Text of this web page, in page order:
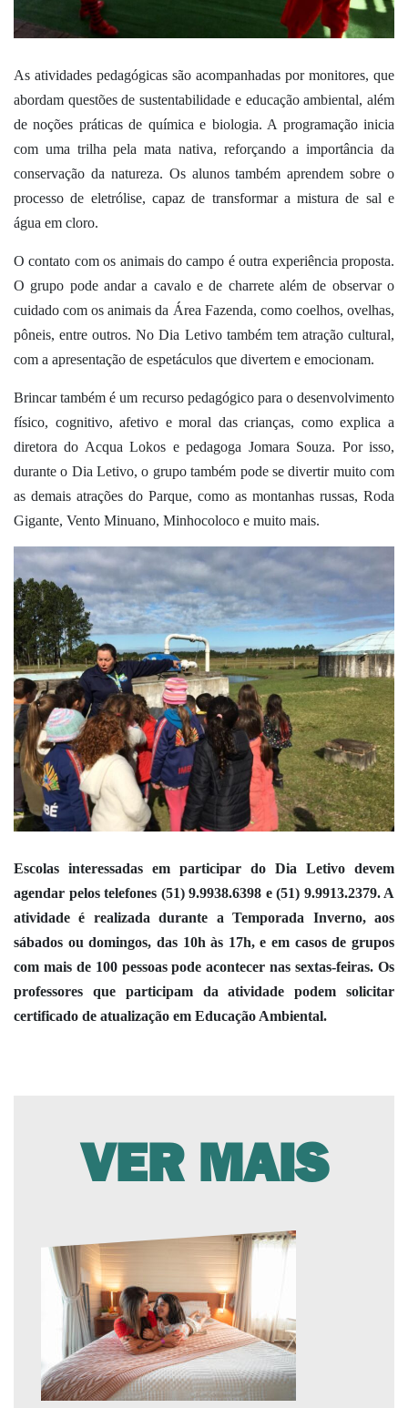
As atividades pedagógicas são acompanhadas por monitores, que
abordam questões de sustentabilidade e educação ambiental, além
de noções práticas de química e biologia. A programação inicia
com uma trilha pela mata nativa, reforçando a importância da
conservação da natureza. Os alunos também aprendem sobre o
processo de eletrólise, capaz de transformar a mistura de sal e
água em cloro.
O contato com os animais do campo é outra experiência proposta.
O grupo pode andar a cavalo e de charrete além de observar o
cuidado com os animais da Área Fazenda, como coelhos, ovelhas,
pôneis, entre outros. No Dia Letivo também tem atração cultural,
com a apresentação de espetáculos que divertem e emocionam.
Brincar também é um recurso pedagógico para o desenvolvimento
físico, cognitivo, afetivo e moral das crianças, como explica a
diretora do Acqua Lokos e pedagoga Jomara Souza. Por isso,
durante o Dia Letivo, o grupo também pode se divertir muito com
as demais atrações do Parque, como as montanhas russas, Roda
Gigante, Vento Minuano, Minhocoloco e muito mais.
Escolas interessadas em participar do Dia Letivo devem
agendar pelos telefones (51) 9.9938.6398 e (51) 9.9913.2379. A
atividade é realizada durante a Temporada Inverno, aos
sábados ou domingos, das 10h às 17h, e em casos de grupos
com mais de 100 pessoas pode acontecer nas sextas-feiras. Os
professores que participam da atividade podem solicitar
certificado de atualização em Educação Ambiental.
VER MAIS